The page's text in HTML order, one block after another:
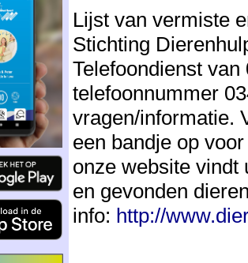
Lijst van vermiste
Stichting
Telefoondienst
telefoonnummer
vragen/informatie.
een bandje op
onze website vindt
en gevonden
info: http://